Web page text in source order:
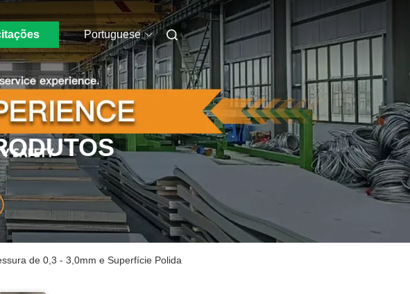
Portuguese
de 0,3 - 3,0mm e Superfície Polida